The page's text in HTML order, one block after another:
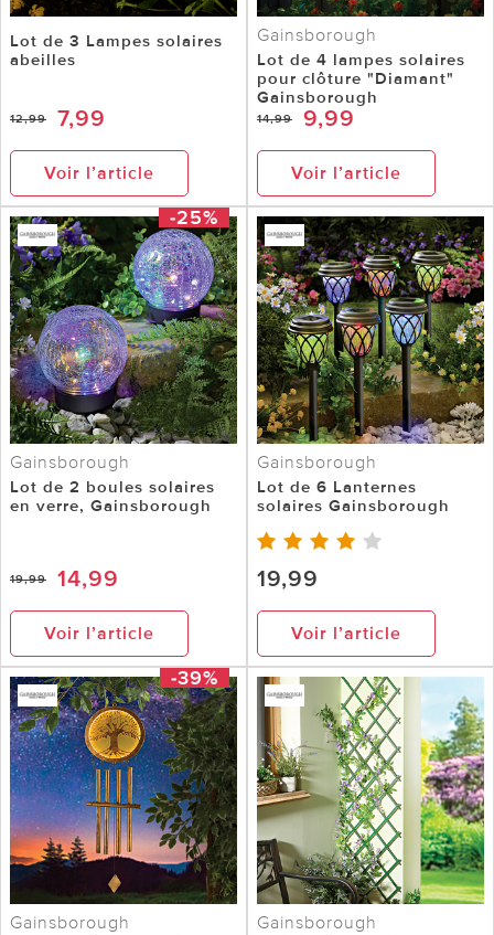
Lot de 3 Lampes solaires
abeilles
12,99 7,99
Voir l’article
Gainsborough
Lot de 4 lampes solaires
pour clôture "Diamant"
Gainsborough
14,99 9,99
Voir l’article
-25%
Gainsborough
Lot de 2 boules solaires
en verre, Gainsborough
19,99 14,99
Voir l’article
Gainsborough
Lot de 6 Lanternes
solaires Gainsborough
19,99
Voir l’article
-39%
Gainsborough Gainsborough